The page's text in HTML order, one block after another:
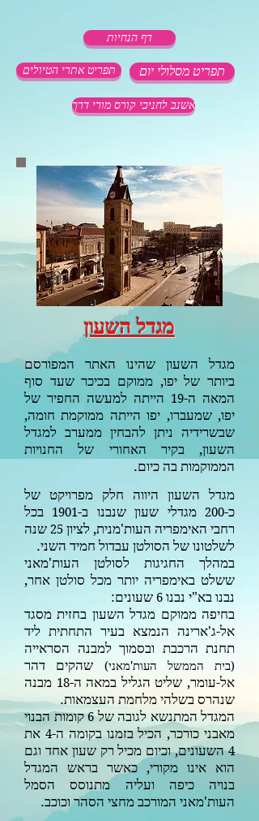
דף הנחיות
תפריט אתרי הטיולים
אשנב לחניכי קורס מורי דרך
תפריט מסלולי יום
מגדל השעון
­­­­­­­­­­­­­­­­­­­­­­­­­­­­­­­­­­­­­­מגדל השעון שהינו האתר המפורסם
ביותר של יפו, ממוקם בכיכר שעד סוף
המאה ה-19 הייתה למעשה החפיר של
יפו, שמעברו, יפו הייתה ממוקמת חומה,
שבשרידיה ניתן להבחין ממערב למגדל
השעון, בקיר האחורי של החנויות
הממוקמות בה כיום.
מגדל השעון היווה חלק מפרויקט של
כ-200מגדלי שעון שנבנו ב-1901 בכל
רחבי האימפריה העות'מנית, לציון 25 שנה
לשלטונו של הסולטן עבדול חמיד השני.
במהלך החגיגות לסולטן העות'מאני
ששלט באימפריה יותר מכל סולטן אחר,
נבנו בא"י נבנו 6 שעונים:
בחיפה ממוקם מגדל השעון בחזית מסגד
אל-ג'ארינה הנמצא בעיר התחתית ליד
תחנת הרכבת ובסמוך למבנה הסראייה
(בית הממשל העות'מאני) שהקים דהר
אל-עומר, שליט הגליל במאה ה-18 מבנה
שנהרס בשלהי מלחמת העצמאות.
המגדל המתנשא לגובה של6קומות הבנוי
מאבני כורכר, הכיל בזמנו בקומה ה-4 את
4השעונים, וכיום מכיל רק שעון אחד וגם
הוא אינו מקורי, כאשר בראש המגדל
בנויה כיפה ועליה מתנוסס הסמל
העות'מאני המורכב מחצי הסהר וכוכב.